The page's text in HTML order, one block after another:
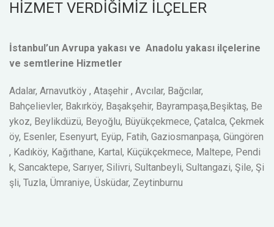
HİZMET VERDİĞİMİZ İLÇELER
İstanbul’un Avrupa yakası ve Anadolu yakası ilçelerine
ve semtlerine Hizmetler
Adalar, Arnavutköy , Ataşehir , Avcılar, Bağcılar,
Bahçelievler, Bakırköy, Başakşehir, Bayrampaşa,Beşiktaş, Be
ykoz, Beylikdüzü, Beyoğlu, Büyükçekmece, Çatalca, Çekmek
öy, Esenler, Esenyurt, Eyüp, Fatih, Gaziosmanpaşa, Güngören
, Kadıköy, Kağıthane, Kartal, Küçükçekmece, Maltepe, Pendi
k, Sancaktepe, Sarıyer, Silivri, Sultanbeyli, Sultangazi, Şile, Şi
şli, Tuzla, Ümraniye, Üsküdar, Zeytinburnu